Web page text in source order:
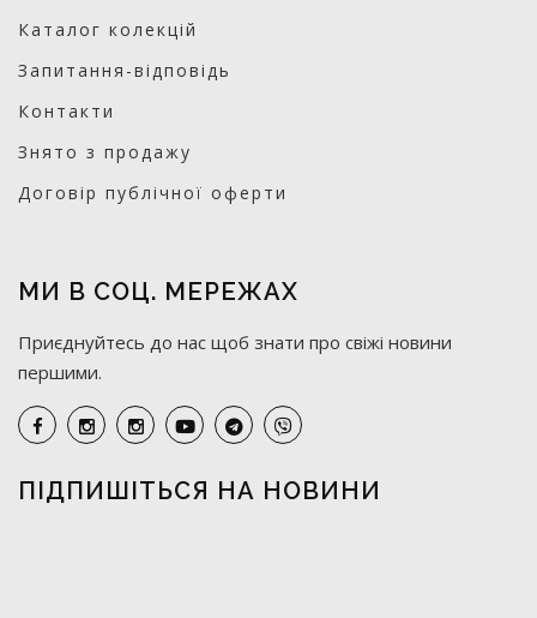
Каталог колекцій
Запитання-відповідь
Контакти
Знято з продажу
Договір публічної оферти
МИ В СОЦ. МЕРЕЖАХ
Приєднуйтесь до нас щоб знати про свіжі новини
першими.
ПІДПИШІТЬСЯ НА НОВИНИ